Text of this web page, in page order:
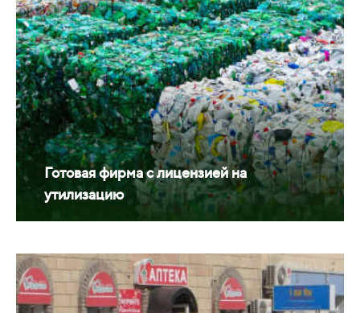
Готовая фирма с лицензией на
утилизацию